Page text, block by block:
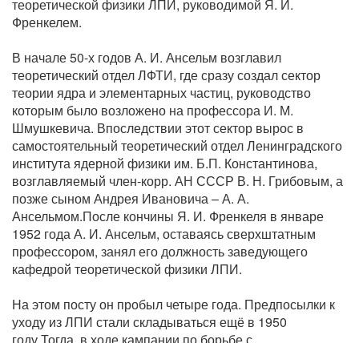
теоретической физики ЛПИ, руководимой Я. И.
Френкелем.
В начале 50-х годов А. И. Ансельм возглавил
теоретический отдел ЛФТИ, где сразу создал сектор
теории ядра и элементарных частиц, руководство
которым было возложено на профессора И. М.
Шмушкевича. Впоследствии этот сектор вырос в
самостоятельный теоретический отдел Ленинградского
института ядерной физики им. Б.П. Константинова,
возглавляемый член-корр. АН СССР В. Н. Грибовым, а
позже сыном Андрея Ивановича – А. А.
Ансельмом.После кончины Я. И. Френкеля в январе
1952 года А. И. Ансельм, оставаясь сверхштатным
профессором, занял его должность заведующего
кафедрой теоретической физики ЛПИ.
На этом посту он пробыл четыре года. Предпосылки к
уходу из ЛПИ стали складываться ещё в 1950